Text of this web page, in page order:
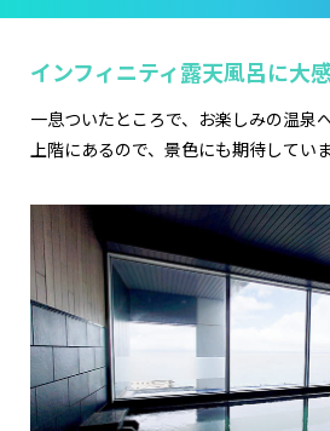
インフィニティ露天風呂に大感
一息ついたところで、お楽しみの温泉
上階にあるので、景色にも期待していま